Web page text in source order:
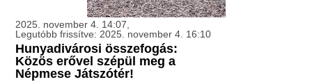
2025. november 4. 14:07,
Legutóbb frissítve: 2025. november 4. 16:10
Hunyadivárosi összefogás:
Közös erővel szépül meg a
Népmese Játszótér!